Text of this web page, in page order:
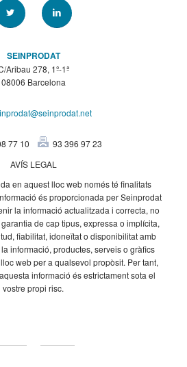
SEINPRODAT
Aribau 278, 1º-1ª
08006 Barcelona
77 10
93 396 97 23
AVÍS LEGAL
en aquest lloc web només té finalitats
és proporcionada per Seinprodat
la informació actualitzada i correcta, no
de cap tipus, expressa o implícita,
fiabilitat, idoneïtat o disponibilitat amb
informació, productes, serveis o gràfics
web per a qualsevol propòsit. Per tant,
informació és estrictament sota el
vostre propi risc.